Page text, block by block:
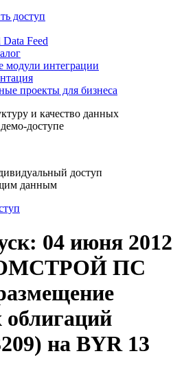
доступ
Feed
модули интеграции
проекты для бизнеса
и качество данных
доступе
доступ
данным
04 июня 2012
ПС
на BYR 13